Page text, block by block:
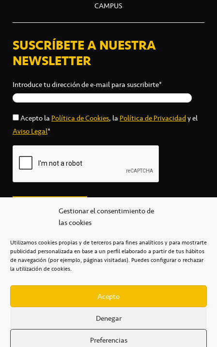
Gestionar el consentimiento de
las cookies
Utilizamos cookies propias y de terceros para fines analíticos y para mostrarte
publicidad personalizada en base a un perfil elaborado a partir de tus hábitos
de navegación (por ejemplo, páginas visitadas). Puedes configurar o rechazar
la utilización de cookies.
Acepto
Denegar
Preferencias
CAMPUS
SUSCRÍBETE A NUESTRA
NEWSLETTER
Introduce tu dirección de e-mail para suscribirte*
Acepto laPolítica de Cookies, laPolítica de Privacidady el
Aviso Legal*
secretaria@cbcanarias.es
+34 922 253 684
Casa del Deporte / 38108 – La Laguna
POLÍTICA DE PRIVACIDAD / POLÍTICA DE COOKIES /
AVISO LEGAL / CONDICIONES